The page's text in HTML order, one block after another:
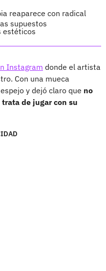
reaparece con radical
supuestos
estéticos
Instagram donde el artista
Con una mueca
y dejó claro que no
de jugar con su